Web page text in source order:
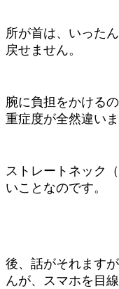
所が首は、いった
戻せません。
腕に負担をかける
重症度が全然違いま
ストレートネック
いことなのです。
後、話がそれます
んが、スマホを目